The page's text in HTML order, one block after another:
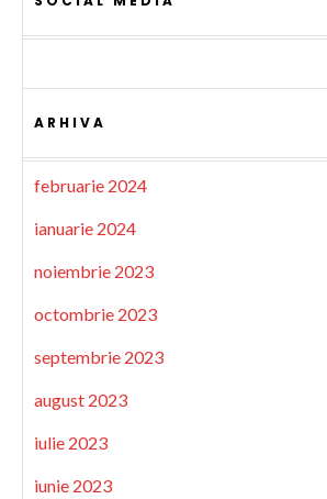
ARHIVA
februarie 2024
ianuarie 2024
noiembrie 2023
octombrie 2023
septembrie 2023
august 2023
iulie 2023
iunie 2023